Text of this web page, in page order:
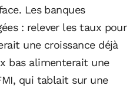
Les banques
: relever les taux pour
une croissance déjà
bas alimenterait une
qui tablait sur une